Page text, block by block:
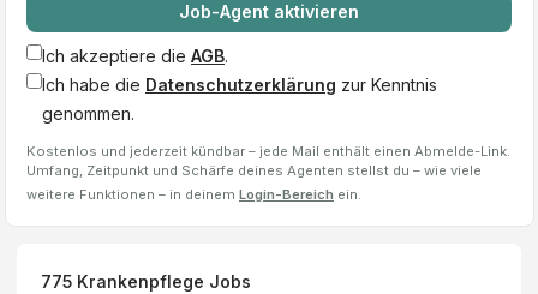
Job-Agent aktivieren
Ich akzeptiere die AGB.
Ich habe die Datenschutzerklärung zur Kenntnis
genommen.
Kostenlos und jederzeit kündbar – jede Mail enthält einen Abmelde-Link.
Umfang, Zeitpunkt und Schärfe deines Agenten stellst du – wie viele
weitere Funktionen – in deinem Login-Bereich ein.
775 Krankenpflege Jobs